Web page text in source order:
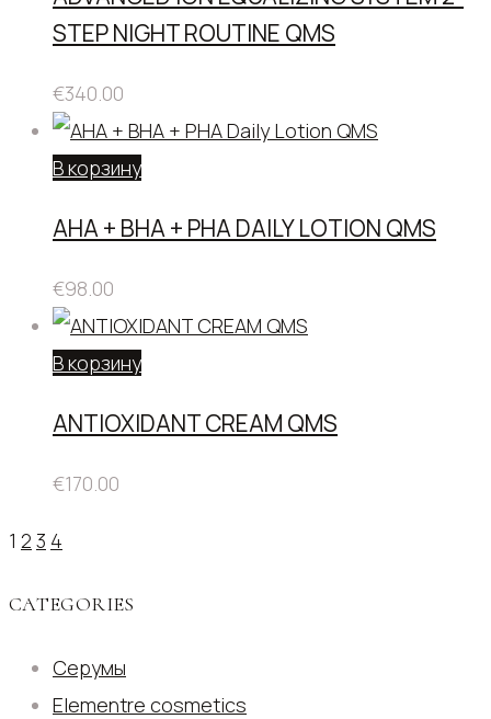
STEP NIGHT ROUTINE QMS
€340.00
В корзину
AHA + BHA + PHA DAILY LOTION QMS
€98.00
В корзину
ANTIOXIDANT CREAM QMS
€170.00
1 2 3 4
CATEGORIES
Cерумы
Elementre cosmetics